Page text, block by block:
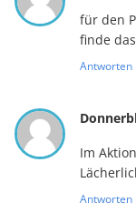
für den
finde
Antworten
Im
Antworten